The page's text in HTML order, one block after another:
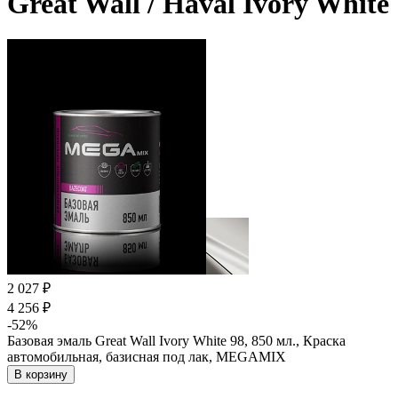
2 027 ₽
4 256 ₽
-52%
Базовая эмаль Great Wall Ivory White 98, 850 мл., Краска
автомобильная, базисная под лак, MEGAMIX
В корзину